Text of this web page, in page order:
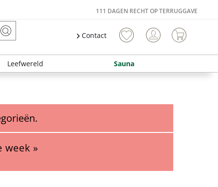
111 DAGEN RECHT OP TERRUGGAVE
Contact
Leefwereld Sauna
week »